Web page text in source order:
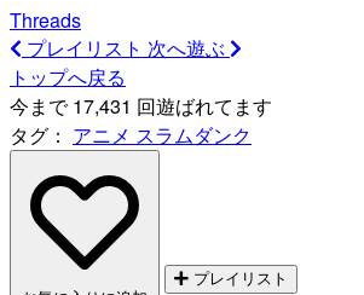
Threads
プレイリスト 次へ遊ぶ
トップへ戻る
今まで 17,431 回遊ばれてます
タグ： アニメ スラムダンク
プレイリスト